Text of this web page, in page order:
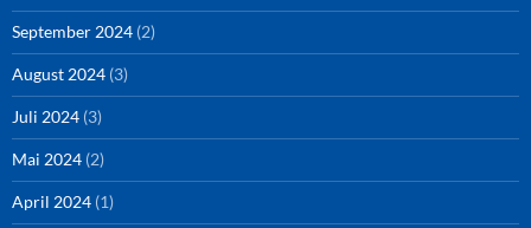
September 2024 (2)
August 2024 (3)
Juli 2024 (3)
Mai 2024 (2)
April 2024 (1)